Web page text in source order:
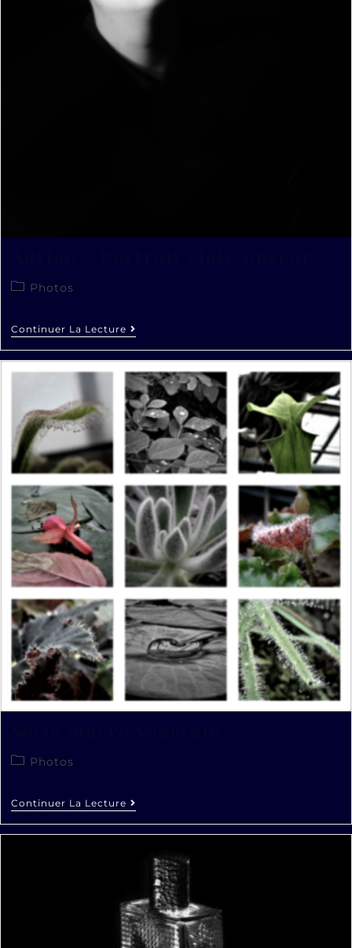
Photos
Continuer La Lecture
Photos
Continuer La Lecture